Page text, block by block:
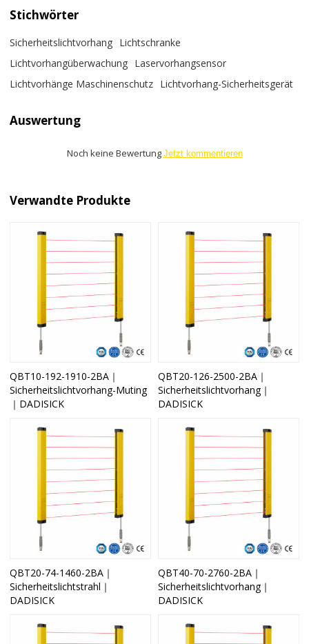
Stichwörter
Sicherheitslichtvorhang Lichtschranke
Lichtvorhangüberwachung Laservorhangsensor
Lichtvorhänge Maschinenschutz Lichtvorhang-Sicherheitsgerät
Auswertung
Noch keine Bewertung Jetzt kommentieren
Verwandte Produkte
QBT10-192-1910-2BA｜
Sicherheitslichtvorhang-Muting
｜DADISICK
QBT20-126-2500-2BA｜
Sicherheitslichtvorhang｜
DADISICK
QBT20-74-1460-2BA｜
Sicherheitslichtstrahl｜
DADISICK
QBT40-70-2760-2BA｜
Sicherheitslichtvorhang｜
DADISICK